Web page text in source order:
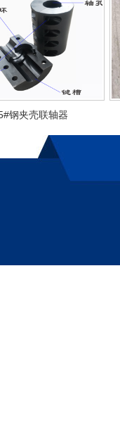
夹壳联轴器